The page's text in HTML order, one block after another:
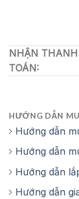
NHẬN THANH
TOÁN:
HƯỚNG DẪN
Hướng dẫn
Hướng dẫn
Hướng dẫn
Hướng dẫn